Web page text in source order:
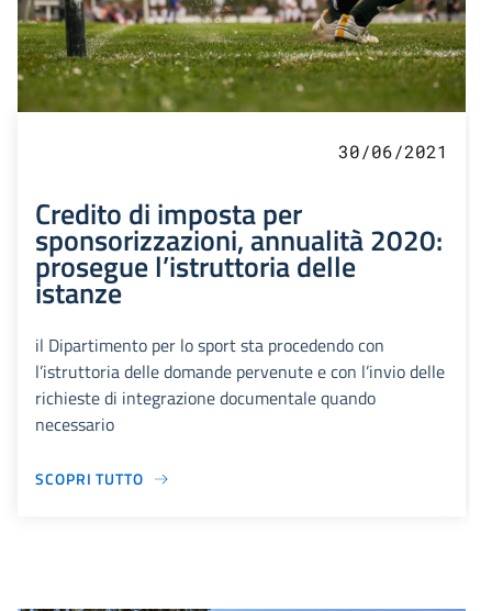
30/06/2021
Credito di imposta per
sponsorizzazioni, annualità 2020:
prosegue l’istruttoria delle
istanze
il Dipartimento per lo sport sta procedendo con
l’istruttoria delle domande pervenute e con l’invio delle
richieste di integrazione documentale quando
necessario
SCOPRI TUTTO